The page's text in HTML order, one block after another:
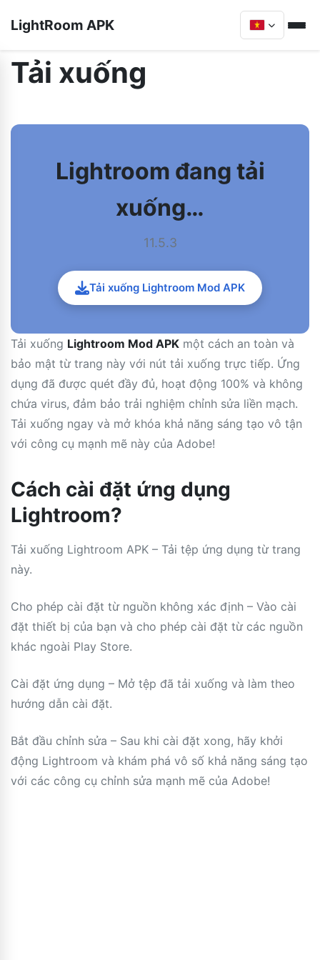
LightRoom APK
Tải xuống
Lightroom đang tải
xuống…
11.5.3
Tải xuống Lightroom Mod APK
Tải xuống Lightroom Mod APK một cách an toàn và
bảo mật từ trang này với nút tải xuống trực tiếp. Ứng
dụng đã được quét đầy đủ, hoạt động 100% và không
chứa virus, đảm bảo trải nghiệm chỉnh sửa liền mạch.
Tải xuống ngay và mở khóa khả năng sáng tạo vô tận
với công cụ mạnh mẽ này của Adobe!
Cách cài đặt ứng dụng
Lightroom?
Tải xuống Lightroom APK – Tải tệp ứng dụng từ trang
này.
Cho phép cài đặt từ nguồn không xác định – Vào cài
đặt thiết bị của bạn và cho phép cài đặt từ các nguồn
khác ngoài Play Store.
Cài đặt ứng dụng – Mở tệp đã tải xuống và làm theo
hướng dẫn cài đặt.
Bắt đầu chỉnh sửa – Sau khi cài đặt xong, hãy khởi
động Lightroom và khám phá vô số khả năng sáng tạo
với các công cụ chỉnh sửa mạnh mẽ của Adobe!